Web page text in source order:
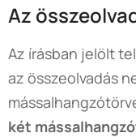
Az
Az írásban jelölt
az összeolvadás
két